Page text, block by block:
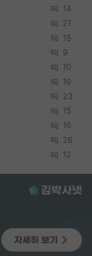
14
21
15
9
10
19
23
15
16
26
12